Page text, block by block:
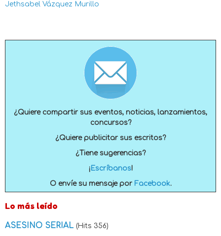
Jethsabel Vázquez Murillo
¿Quiere compartir sus eventos, noticias, lanzamientos,
concursos?
¿Quiere publicitar sus escritos?
¿Tiene sugerencias?
¡ Escríbanos!
O envíe su mensaje por Facebook.
Lo más leído
ASESINO SERIAL (Hits 356)